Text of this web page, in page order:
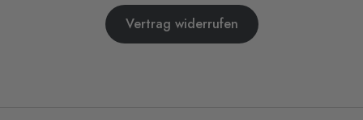
Vertrag widerrufen